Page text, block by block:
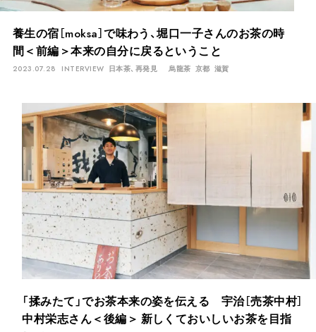
養生の宿［moksa］で味わう、堀口一子さんのお茶の時
間＜前編＞本来の自分に戻るということ
2023.07.28 INTERVIEW 日本茶、再発見 烏龍茶 京都 滋賀
「揉みたて」でお茶本来の姿を伝える 宇治［売茶中村］
中村栄志さん＜後編＞ 新しくておいしいお茶を目指